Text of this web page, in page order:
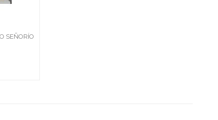
SEÑORÍO